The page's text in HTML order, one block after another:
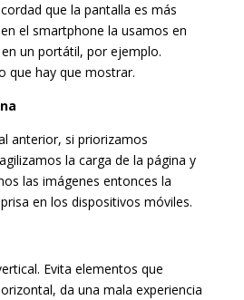
que la pantalla es más
el smartphone la usamos en
un portátil, por ejemplo.
que hay que mostrar.
anterior, si priorizamos
la carga de la página y
las imágenes entonces la
en los dispositivos móviles.
Evita elementos que
da una mala experiencia